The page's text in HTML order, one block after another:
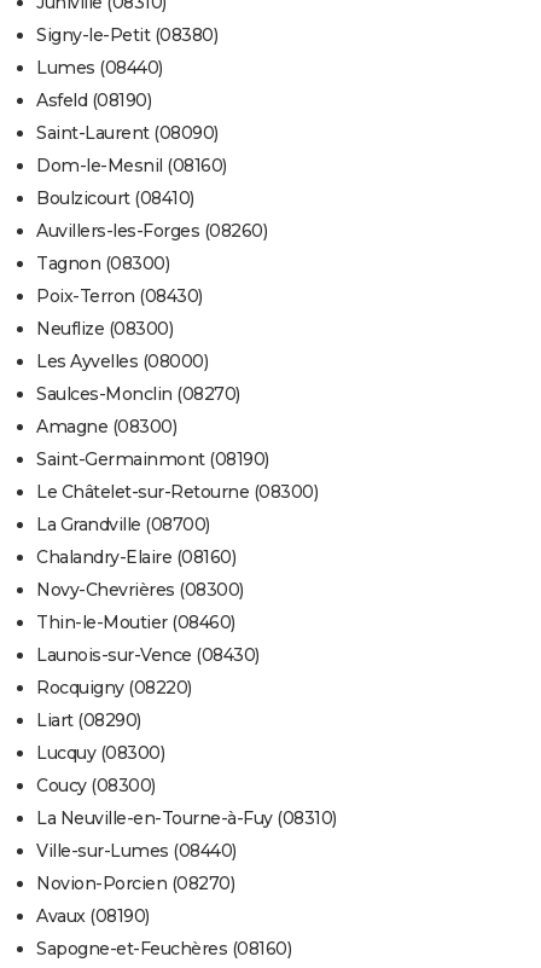
Signy-le-Petit (08380)
Lumes (08440)
Asfeld (08190)
Saint-Laurent (08090)
Dom-le-Mesnil (08160)
Boulzicourt (08410)
Auvillers-les-Forges (08260)
Tagnon (08300)
Poix-Terron (08430)
Neuflize (08300)
Les Ayvelles (08000)
Saulces-Monclin (08270)
Amagne (08300)
Saint-Germainmont (08190)
Le Châtelet-sur-Retourne (08300)
La Grandville (08700)
Chalandry-Elaire (08160)
Novy-Chevrières (08300)
Thin-le-Moutier (08460)
Launois-sur-Vence (08430)
Rocquigny (08220)
Liart (08290)
Lucquy (08300)
Coucy (08300)
La Neuville-en-Tourne-à-Fuy (08310)
Ville-sur-Lumes (08440)
Novion-Porcien (08270)
Avaux (08190)
Sapogne-et-Feuchères (08160)